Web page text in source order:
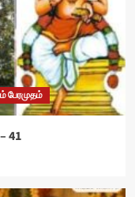
பேரமுதம்
41